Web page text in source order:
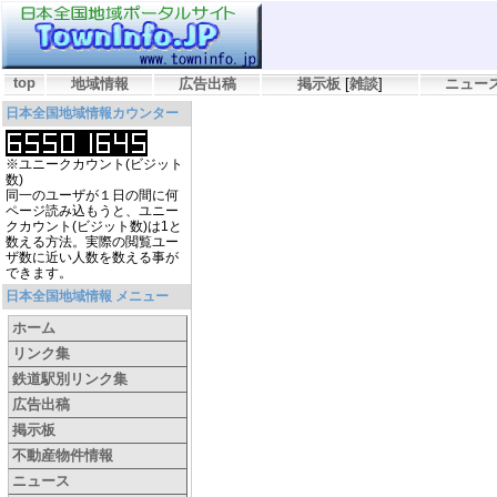
top 地域情報 広告出稿 掲示板 [雑談] ニュー
日本全国地域情報カウンター
※ユニークカウント(ビジット
数)
同一のユーザが１日の間に何
ページ読み込もうと、ユニー
クカウント(ビジット数)は1と
数える方法。実際の閲覧ユー
ザ数に近い人数を数える事が
できます。
日本全国地域情報 メニュー
ホーム
リンク集
鉄道駅別リンク集
広告出稿
掲示板
不動産物件情報
ニュース